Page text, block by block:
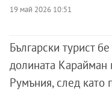
19 май 2026 10:51
Български турист
долината Карайман
Румъния, след като